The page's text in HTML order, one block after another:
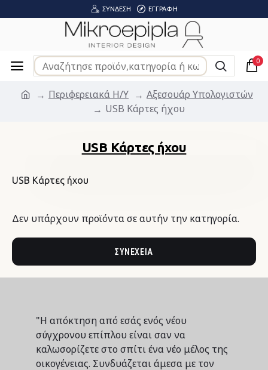
ΣΎΝΔΕΣΗ ΕΓΓΡΑΦΉ
0
Περιφερειακά Η/Υ
Αξεσουάρ Υπολογιστών
USB Κάρτες ήχου
USB Κάρτες ήχου
USB Κάρτες ήχου
Δεν υπάρχουν προϊόντα σε αυτήν την κατηγορία.
ΣΥΝΈΧΕΙΑ
"Η απόκτηση από εσάς ενός νέου
σύγχρονου επίπλου είναι σαν να
καλωσορίζετε στο σπίτι ένα νέο μέλος της
οικογένειας. Συνδυάζεται άμεσα με τον